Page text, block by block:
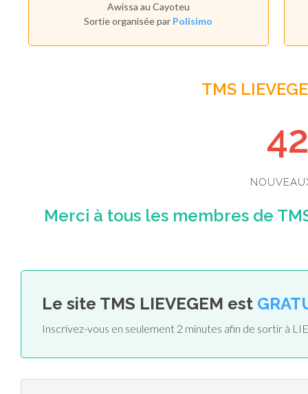
Awissa au Cayoteu
Sortie organisée par Polisimo
TMS
Merci à tous les membres de
Le site TMS LIEVEGEM est
Inscrivez-vous en seulement 2 minutes afin de sortir à